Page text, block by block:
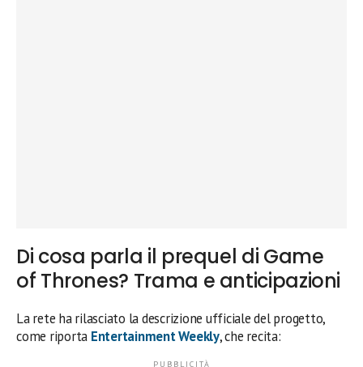
Di cosa parla il prequel di Game
of Thrones? Trama e anticipazioni
La rete ha rilasciato la descrizione ufficiale del progetto,
come riporta Entertainment Weekly, che recita: